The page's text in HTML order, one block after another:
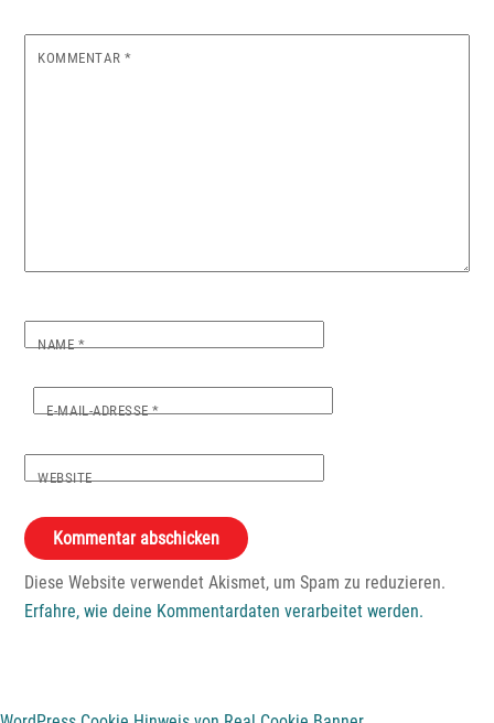
KOMMENTAR *
NAME*
E-MAIL-ADRESSE*
WEBSITE
Diese Website verwendet Akismet, um Spam zu reduzieren.
Erfahre, wie deine Kommentardaten verarbeitet werden.